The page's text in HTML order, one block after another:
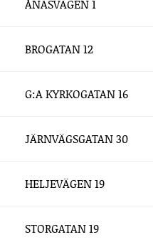
ÅNÄSVÄGEN 1
BROGATAN 12
G:A KYRKOGATAN 16
JÄRNVÄGSGATAN 30
HELJEVÄGEN 19
STORGATAN 19